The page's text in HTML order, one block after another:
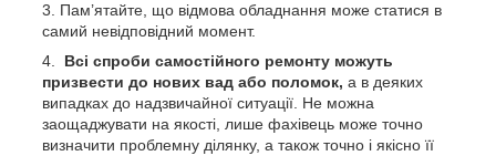
Пам’ятайте, що відмова обладнання може статися в
самий невідповідний момент.
Всі спроби самостійного ремонту можуть
призвести до нових вад або поломок, а в деяких
випадках до надзвичайної ситуації. Не можна
заощаджувати на якості, лише фахівець може точно
визначити проблемну ділянку, а також точно і якісно її